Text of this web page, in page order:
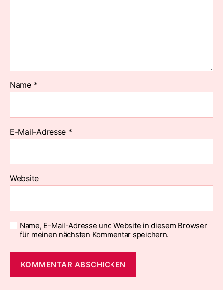
Name *
E-Mail-Adresse *
Website
Name, E-Mail-Adresse und Website in diesem Browser
für meinen nächsten Kommentar speichern.